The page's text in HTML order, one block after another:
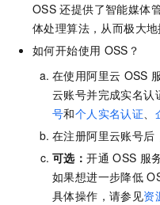
OSS 还提供了智能媒体
体处理算法，从而极大
如何开始使用 OSS？
在使用阿里云 OSS
云账号并完成实名认
号和个人实名认证、
在注册阿里云账号后
可选：开通 OSS 服
如果想进一步降低
具体操作，请参见资